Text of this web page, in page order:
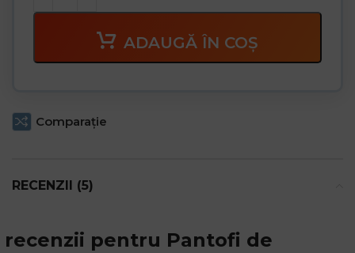
ADAUGĂ ÎN COȘ
Comparaţie
RECENZII (5)
recenzii pentru Pantofi de